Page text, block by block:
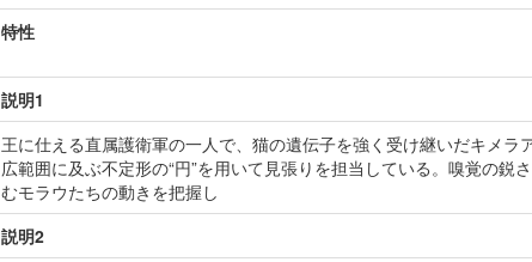
特性
説明1
王に仕える直属護衛軍の一人で、猫の遺伝子を強く受け継いだキメラ
広範囲に及ぶ不定形の“円”を用いて見張りを担当している。嗅覚の鋭
むモラウたちの動きを把握し
説明2